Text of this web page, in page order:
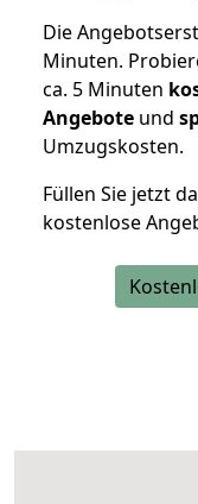
Die
Minuten.
ca. 5 Minuten
Angebote und
Umzugskosten.
Füllen Sie jetzt
kostenlose